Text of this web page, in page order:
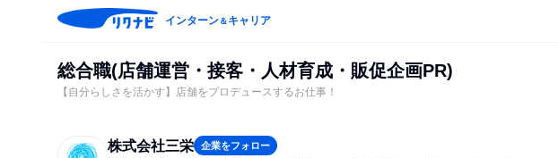
インターン＆キャリア
総合職(店舗運営・接客・人材育成・販促企画PR)
【自分らしさを活かす】店舗をプロデュースするお仕事！
株式会社三栄 企業をフォロー